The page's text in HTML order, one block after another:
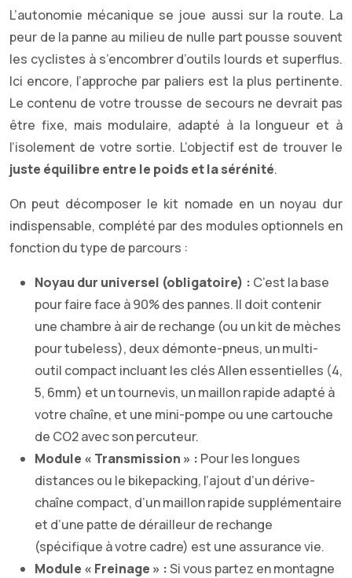
L’autonomie mécanique se joue aussi sur la route. La
peur de la panne au milieu de nulle part pousse souvent
les cyclistes à s’encombrer d’outils lourds et superflus.
Ici encore, l’approche par paliers est la plus pertinente.
Le contenu de votre trousse de secours ne devrait pas
être fixe, mais modulaire, adapté à la longueur et à
l’isolement de votre sortie. L’objectif est de trouver le
juste équilibre entre le poids et la sérénité.
On peut décomposer le kit nomade en un noyau dur
indispensable, complété par des modules optionnels en
fonction du type de parcours :
Noyau dur universel (obligatoire) : C’est la base
pour faire face à 90% des pannes. Il doit contenir
une chambre à air de rechange (ou un kit de mèches
pour tubeless), deux démonte-pneus, un multi-
outil compact incluant les clés Allen essentielles (4,
5, 6mm) et un tournevis, un maillon rapide adapté à
votre chaîne, et une mini-pompe ou une cartouche
de CO2 avec son percuteur.
Module « Transmission » : Pour les longues
distances ou le bikepacking, l’ajout d’un dérive-
chaîne compact, d’un maillon rapide supplémentaire
et d’une patte de dérailleur de rechange
(spécifique à votre cadre) est une assurance vie.
Module « Freinage » :Si vous partez en montagne